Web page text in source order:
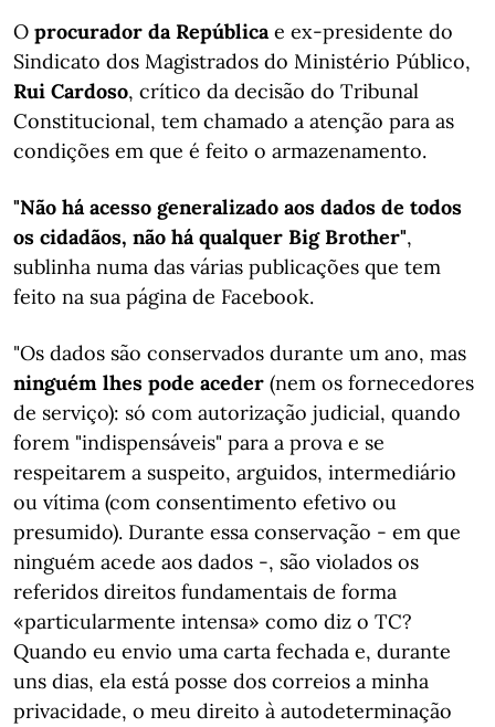
O procurador da Repúblicae ex-presidente do
Sindicato dos Magistrados do Ministério Público,
Rui Cardoso, crítico da decisão do Tribunal
Constitucional, tem chamado a atenção para as
condições em que é feito o armazenamento.
"Não há acesso generalizado aos dados de todos
os cidadãos, não há qualquer Big Brother",
sublinha numa das várias publicações que tem
feito na sua página de Facebook.
"Os dados são conservados durante um ano, mas
ninguém lhes pode aceder (nem os fornecedores
de serviço): só com autorização judicial, quando
forem "indispensáveis" para a prova e se
respeitarem a suspeito, arguidos, intermediário
ou vítima (com consentimento efetivo ou
presumido). Durante essa conservação - em que
ninguém acede aos dados -, são violados os
referidos direitos fundamentais de forma
«particularmente intensa» como diz o TC?
Quando eu envio uma carta fechada e, durante
uns dias, ela está posse dos correios a minha
privacidade, o meu direito à autodeterminação